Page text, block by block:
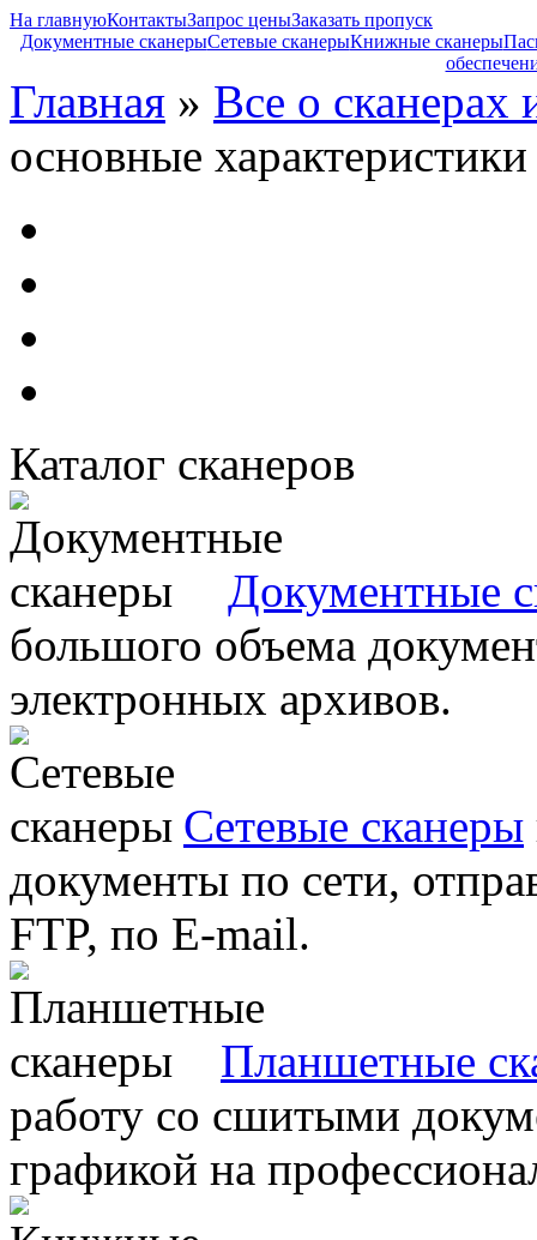
На главнуюКонтактыЗапрос ценыЗаказать пропуск
Документные сканерыСетевые сканерыКнижные сканеры
Главная » Все о сканерах
основные
Каталог сканеров
Документные
большого объема
электронных архивов.
Сетевые сканеры
документы по сети,
FTP, по E-mail.
Планшетные
работу со сшитыми
графикой на